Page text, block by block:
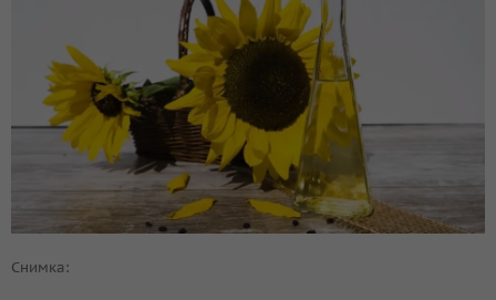
Снимка: